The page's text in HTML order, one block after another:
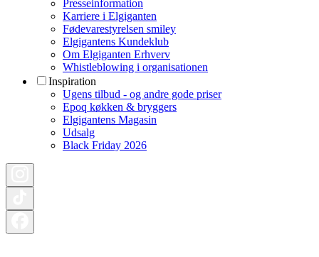
Presseinformation
Karriere i Elgiganten
Fødevarestyrelsen smiley
Elgigantens Kundeklub
Om Elgiganten Erhverv
Whistleblowing i organisationen
Inspiration
Ugens tilbud - og andre gode priser
Epoq køkken & bryggers
Elgigantens Magasin
Udsalg
Black Friday 2026